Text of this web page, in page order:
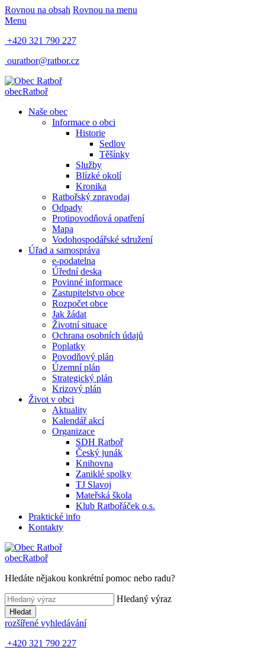
Rovnou na obsah Rovnou na menu
Menu
+420 321 790 227
ouratbor@ratbor.cz
obecRatboř
Naše obec
Informace o obci
Historie
Sedlov
Těšínky
Služby
Blízké okolí
Kronika
Ratbořský zpravodaj
Odpady
Protipovodňová opatření
Mapa
Vodohospodářské sdružení
Úřad a samospráva
e-podatelna
Úřední deska
Povinné informace
Zastupitelstvo obce
Rozpočet obce
Jak žádat
Životní situace
Ochrana osobních údajů
Poplatky
Povodňový plán
Územní plán
Strategický plán
Krizový plán
Život v obci
Aktuality
Kalendář akcí
Organizace
SDH Ratboř
Český junák
Knihovna
Zaniklé spolky
TJ Slavoj
Mateřská škola
Klub Ratbořáček o.s.
Praktické info
Kontakty
obecRatboř
Hledáte nějakou konkrétní pomoc nebo radu?
Hledaný výraz
Hledat
rozšířené vyhledávání
+420 321 790 227